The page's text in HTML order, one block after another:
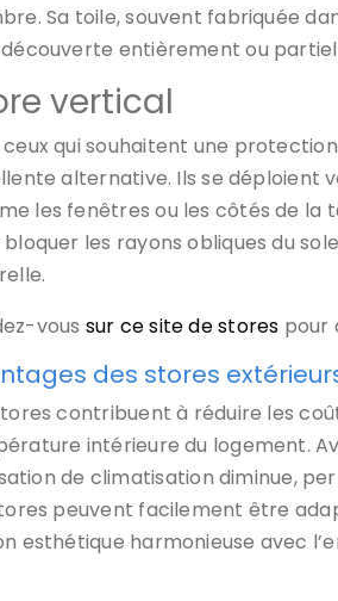
Sa toile, souvent fabriquée
entièrement ou
vertical
ceux qui souhaitent une
alternative. Ils se déploient
les fenêtres ou les côtés de
les rayons obliques du
vous sur ce site de stores pour
des stores
contribuent à réduire les
intérieure du logement.
de climatisation diminue,
peuvent facilement être
esthétique harmonieuse avec